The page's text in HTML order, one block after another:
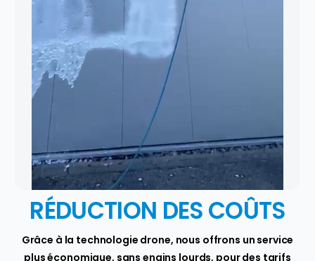
RÉDUCTION DES COÛTS
Grâce à la technologie drone, nous offrons un service
plus économique, sans engins lourds, pour des tarifs